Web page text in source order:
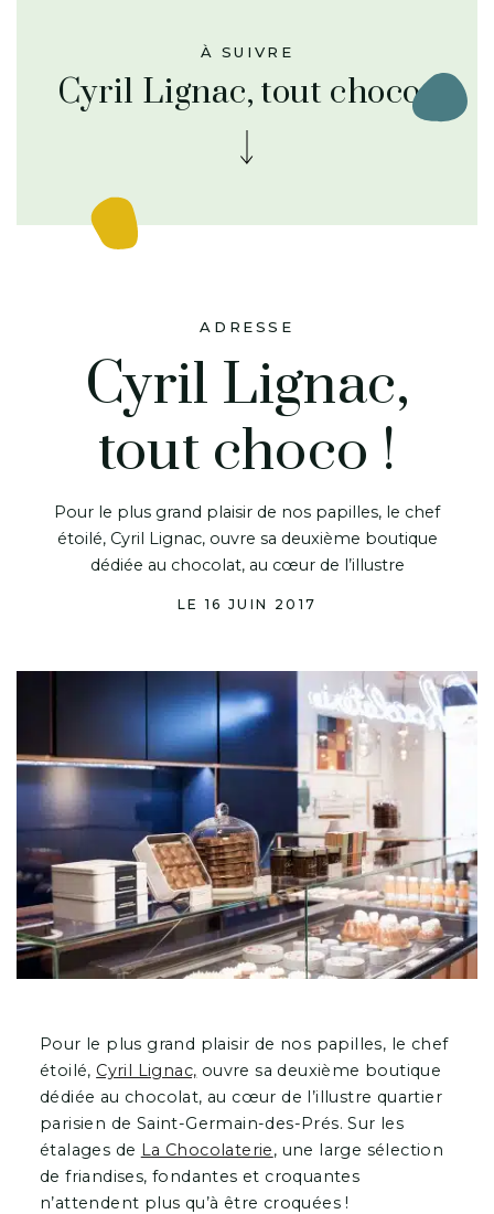
À SUIVRE
Cyril Lignac, tout choco !
ADRESSE
Cyril Lignac,
tout choco !
Pour le plus grand plaisir de nos papilles, le chef
étoilé, Cyril Lignac, ouvre sa deuxième boutique
dédiée au chocolat, au cœur de l’illustre
LE 16 JUIN 2017
Pour le plus grand plaisir de nos papilles, le chef
étoilé, Cyril Lignac, ouvre sa deuxième boutique
dédiée au chocolat, au cœur de l’illustre quartier
parisien de Saint-Germain-des-Prés. Sur les
étalages de La Chocolaterie, une large sélection
de friandises, fondantes et croquantes
n’attendent plus qu’à être croquées !